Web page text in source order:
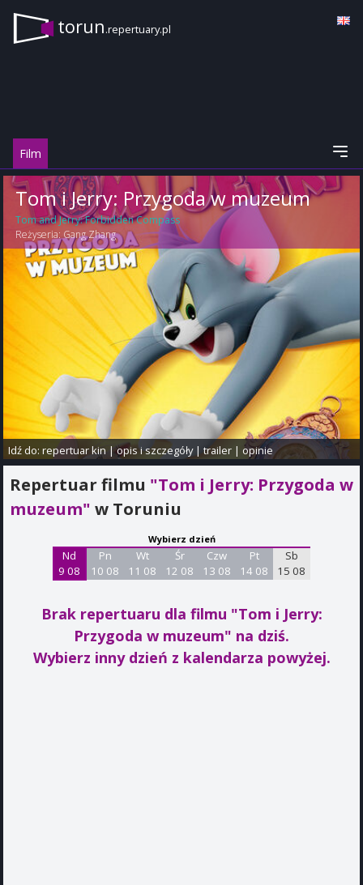
torun.repertuary.pl
Film
Tom i Jerry: Przygoda w muzeum
Tom and Jerry: Forbidden Compass
Reżyseria: Gang Zhang
Idź do:repertuar kin |opis i szczegóły|trailer |opinie
Repertuar filmu "Tom i Jerry: Przygoda w
muzeum" w Toruniu
Wybierz dzień
Nd
9 08
Pn
10 08
Wt
11 08
Śr
12 08
Czw
13 08
Pt
14 08
Sb
15 08
Brak repertuaru dla filmu "Tom i Jerry:
Przygoda w muzeum" na dziś.
Wybierz inny dzień z kalendarza powyżej.